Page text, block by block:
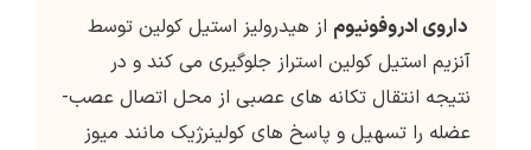
داروی ادروفونیوم از هیدرولیز استیل کولین توسط
آنزیم استیل کولین استراز جلوگیری می کند و در
نتیجه انتقال تکانه های عصبی از محل اتصال عصب-
عضله را تسهیل و پاسخ های کولینرژیک مانند میوز